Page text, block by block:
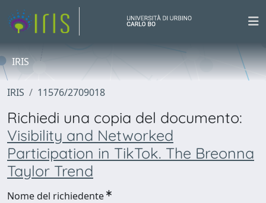
IRIS
IRIS 11576/2709018
Richiedi una copia del documento:
Visibility and Networked
Participation in TikTok. The Breonna
Taylor Trend
Nome del richiedente